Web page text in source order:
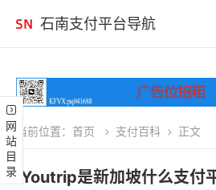
石南支付平台导航
网站目录 当前位置： 首页 支付百科 正文
Youtrip是新加坡什么支付